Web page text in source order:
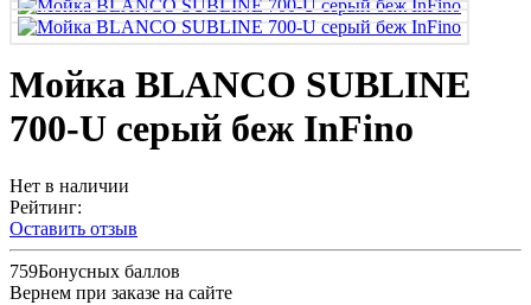
Мойка BLANCO SUBLINE
700-U серый беж InFino
Нет в наличии
Рейтинг:
Оставить отзыв
759Бонусных баллов
Вернем при заказе на сайте